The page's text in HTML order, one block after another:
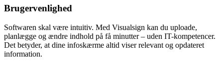
Brugervenlighed
Softwaren skal være intuitiv. Med Visualsign kan du uploade,
planlægge og ændre indhold på få minutter – uden IT-kompetencer.
Det betyder, at dine infoskærme altid viser relevant og opdateret
information.